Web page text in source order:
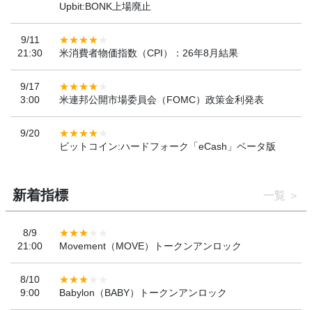
Upbit:BONK上場廃止
9/11
21:30
米消費者物価指数（CPI）：26年8月結果
9/17
3:00
米連邦公開市場委員会（FOMC）政策金利発表
9/20
ビットコイン:ハードフォーク「eCash」ベータ版
新着指標 一覧
8/9
21:00
Movement（MOVE）トークンアンロック
8/10
9:00
Babylon（BABY）トークンアンロック